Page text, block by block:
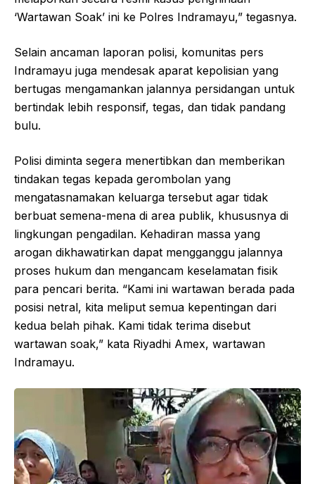
‘Wartawan Soak’ ini ke Polres Indramayu,” tegasnya.
​Selain ancaman laporan polisi, komunitas pers
Indramayu juga mendesak aparat kepolisian yang
bertugas mengamankan jalannya persidangan untuk
bertindak lebih responsif, tegas, dan tidak pandang
bulu.
​Polisi diminta segera menertibkan dan memberikan
tindakan tegas kepada gerombolan yang
mengatasnamakan keluarga tersebut agar tidak
berbuat semena-mena di area publik, khususnya di
lingkungan pengadilan. Kehadiran massa yang
arogan dikhawatirkan dapat mengganggu jalannya
proses hukum dan mengancam keselamatan fisik
para pencari berita. “Kami ini wartawan berada pada
posisi netral, kita meliput semua kepentingan dari
kedua belah pihak. Kami tidak terima disebut
wartawan soak,” kata Riyadhi Amex, wartawan
Indramayu.